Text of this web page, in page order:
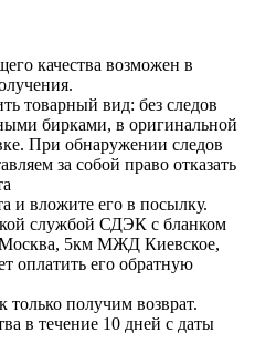
качества возможен в
товарный вид: без следов
бирками, в оригинальной
При обнаружении следов
за собой право отказать
и вложите его в посылку.
службой СДЭК с бланком
5км МЖД Киевское,
оплатить его обратную
получим возврат.
в течение 10 дней с даты